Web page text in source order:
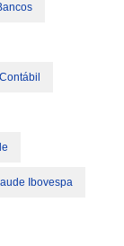
Ibovespa